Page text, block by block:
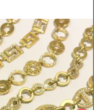
Wholesaler.
su empresa y explora
que enriquecerán tu
a mantenerte un paso por
evolución.